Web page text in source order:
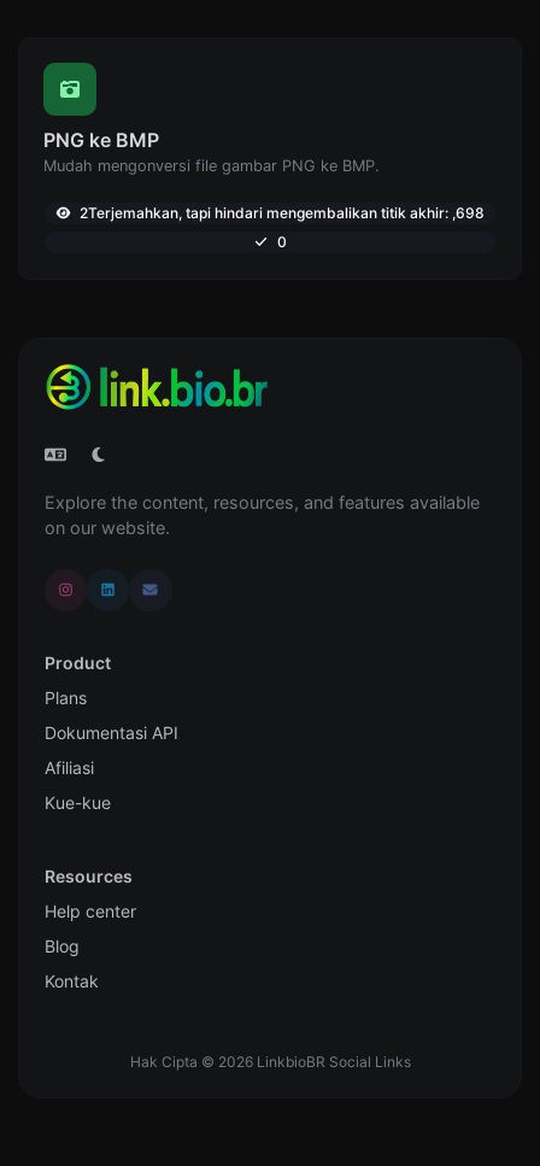
PNG ke BMP
Mudah mengonversi file gambar PNG ke BMP.
2Terjemahkan, tapi hindari mengembalikan titik akhir: ,698
0
Explore the content, resources, and features available
on our website.
Product
Plans
Dokumentasi API
Afiliasi
Kue-kue
Resources
Help center
Blog
Kontak
Hak Cipta © 2026 LinkbioBR Social Links